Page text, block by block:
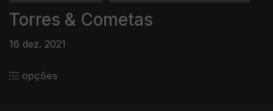
Torres & Cometas
16 dez. 2021
opções